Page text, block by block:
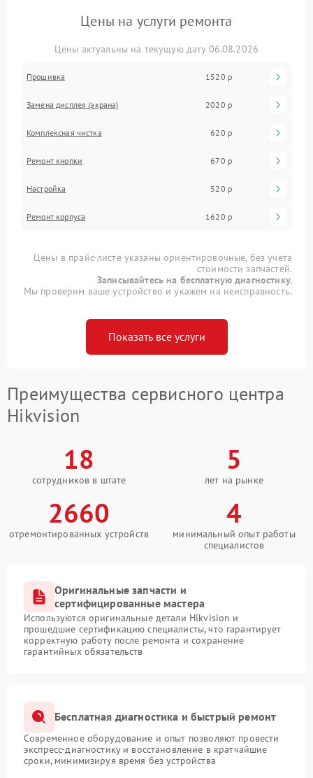
Цены на услуги ремонта
Цены актуальны на текущую дату 06.08.2026
Прошивка 1520 р
Замена дисплея (экрана) 2020 р
Комплексная чистка 620 р
Ремонт кнопки 670 р
Настройка 520 р
Ремонт корпуса 1620 р
Цены в прайс-листе указаны ориентировочные, без учета
стоимости запчастей.
Записывайтесь на бесплатную диагностику.
Мы проверим ваше устройство и укажем на неисправность.
Показать все услуги
Преимущества сервисного центра
Hikvision
18
сотрудников в штате
5
лет на рынке
2660
отремонтированных устройств
4
минимальный опыт работы
специалистов
Оригинальные запчасти и
сертифицированные мастера
Используются оригинальные детали Hikvision и
прошедшие сертификацию специалисты, что гарантирует
корректную работу после ремонта и сохранение
гарантийных обязательств
Бесплатная диагностика и быстрый ремонт
Современное оборудование и опыт позволяют провести
экспресс-диагностику и восстановление в кратчайшие
сроки, минимизируя время без устройства